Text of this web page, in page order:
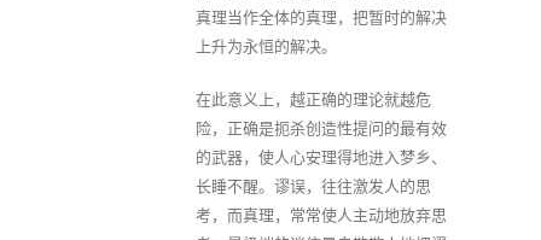
真理当作全体的真理，把暂时的解决
上升为永恒的解决。
在此意义上，越正确的理论就越危
险，正确是扼杀创造性提问的最有效
的武器，使人心安理得地进入梦乡、
长睡不醒。谬误，往往激发人的思
考，而真理，常常使人主动地放弃思